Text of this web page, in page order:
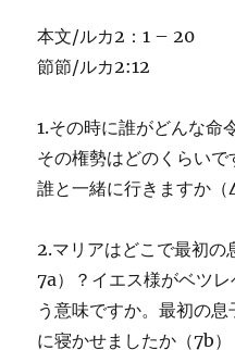
本文/ルカ2：1 – 20
節節/ルカ2:12
1.その時に誰がどんな命
その権勢はどのくらい
誰と一緒に行きますか
2.マリアはどこで最初
7a）？イエス様がベツ
う意味ですか。最初の
に寝かせましたか（7b